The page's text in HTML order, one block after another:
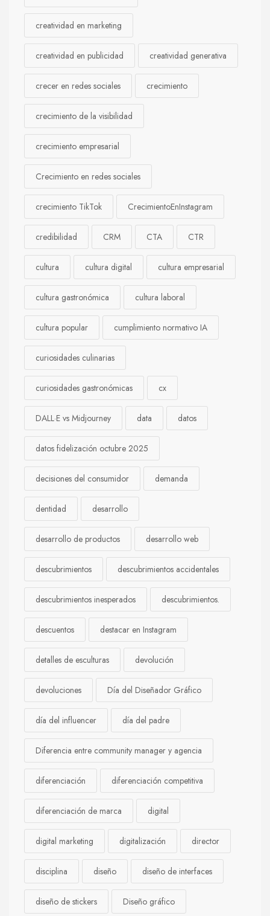
creatividad en marketing
creatividad en publicidad creatividad generativa
crecer en redes sociales crecimiento
crecimiento de la visibilidad
crecimiento empresarial
Crecimiento en redes sociales
crecimiento TikTok CrecimientoEnInstagram
credibilidad CRM CTA CTR
cultura cultura digital cultura empresarial
cultura gastronómica cultura laboral
cultura popular cumplimiento normativo IA
curiosidades culinarias
curiosidades gastronómicas cx
DALL·E vs Midjourney data datos
datos fidelización octubre 2025
decisiones del consumidor demanda
dentidad desarrollo
desarrollo de productos desarrollo web
descubrimientos descubrimientos accidentales
descubrimientos inesperados descubrimientos.
descuentos destacar en Instagram
detalles de esculturas devolución
devoluciones Día del Diseñador Gráfico
día del influencer día del padre
Diferencia entre community manager y agencia
diferenciación diferenciación competitiva
diferenciación de marca digital
digital marketing digitalización director
disciplina diseño diseño de interfaces
diseño de stickers Diseño gráfico